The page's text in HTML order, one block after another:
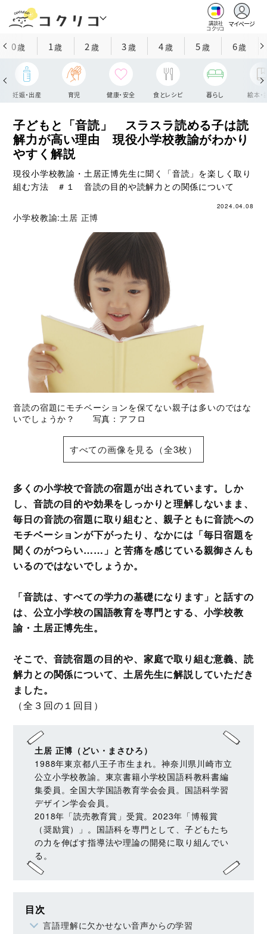
講談社
コクリコ
マイページ
0歳 1歳 2 歳 3歳 4歳 5歳 6歳
妊娠・出産 育児 健康・安全 食とレシピ 暮らし 絵本・
子どもと「音読」 スラスラ読める子は読
解力が高い理由 現役小学校教諭がわかり
やすく解説
現役小学校教諭・土居正博先生に聞く「音読」を楽しく取り
組む方法 ＃１ 音読の目的や読解力との関係について
2024.04.08
小学校教諭:土居 正博
音読の宿題にモチベーションを保てない親子は多いのではな
いでしょうか？ 写真：アフロ
すべての画像を見る（全3枚）
多くの小学校で音読の宿題が出されています。しか
し、音読の目的や効果をしっかりと理解しないまま、
毎日の音読の宿題に取り組むと、親子ともに音読への
モチベーションが下がったり、なかには「毎日宿題を
聞くのがつらい……」と苦痛を感じている親御さんも
いるのではないでしょうか。
「音読は、すべての学力の基礎になります」と話すの
は、公立小学校の国語教育を専門とする、小学校教
諭・土居正博先生。
そこで、音読宿題の目的や、家庭で取り組む意義、読
解力との関係について、土居先生に解説していただき
ました。
（全３回の１回目）
土居 正博（どい・まさひろ）
1988年東京都八王子市生まれ。神奈川県川崎市立
公立小学校教諭。東京書籍小学校国語科教科書編
集委員。全国大学国語教育学会会員。国語科学習
デザイン学会会員。
2018年「読売教育賞」受賞。2023年「博報賞
（奨励賞）」。国語科を専門として、子どもたち
の力を伸ばす指導法や理論の開発に取り組んでい
る。
目次
言語理解に欠かせない音声からの学習